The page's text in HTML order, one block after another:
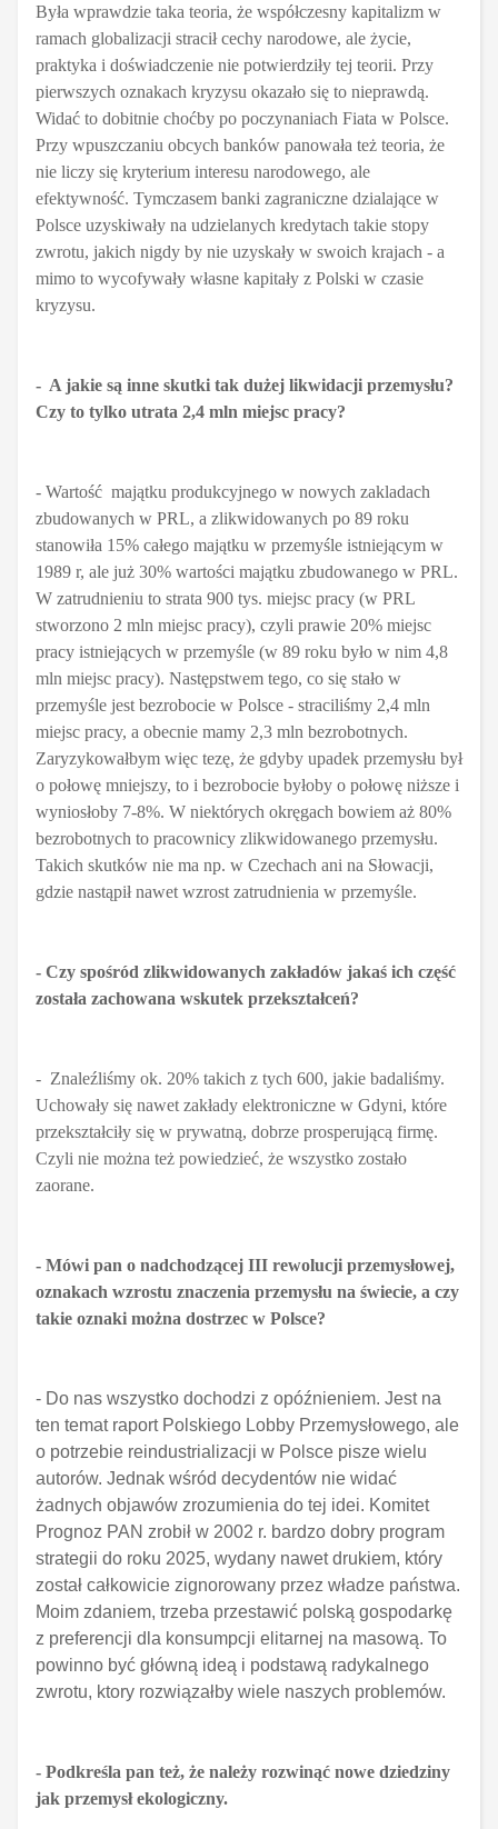
Była wprawdzie taka teoria, że współczesny kapitalizm w
ramach globalizacji stracił cechy narodowe, ale życie,
praktyka i doświadczenie nie potwierdziły tej teorii. Przy
pierwszych oznakach kryzysu okazało się to nieprawdą.
Widać to dobitnie choćby po poczynaniach Fiata w Polsce.
Przy wpuszczaniu obcych banków panowała też teoria, że
nie liczy się kryterium interesu narodowego, ale
efektywność. Tymczasem banki zagraniczne dzialające w
Polsce uzyskiwały na udzielanych kredytach takie stopy
zwrotu, jakich nigdy by nie uzyskały w swoich krajach - a
mimo to wycofywały własne kapitały z Polski w czasie
kryzysu.
- A jakie są inne skutki tak dużej likwidacji przemysłu?
Czy to tylko utrata 2,4 mln miejsc pracy?
- Wartość majątku produkcyjnego w nowych zakladach
zbudowanych w PRL, a zlikwidowanych po 89 roku
stanowiła 15% całego majątku w przemyśle istniejącym w
1989 r, ale już 30% wartości majątku zbudowanego w PRL.
W zatrudnieniu to strata 900 tys. miejsc pracy (w PRL
stworzono 2 mln miejsc pracy), czyli prawie 20% miejsc
pracy istniejących w przemyśle (w 89 roku było w nim 4,8
mln miejsc pracy). Następstwem tego, co się stało w
przemyśle jest bezrobocie w Polsce - straciliśmy 2,4 mln
miejsc pracy, a obecnie mamy 2,3 mln bezrobotnych.
Zaryzykowałbym więc tezę, że gdyby upadek przemysłu był
o połowę mniejszy, to i bezrobocie byłoby o połowę niższe i
wyniosłoby 7-8%. W niektórych okręgach bowiem aż 80%
bezrobotnych to pracownicy zlikwidowanego przemysłu.
Takich skutków nie ma np. w Czechach ani na Słowacji,
gdzie nastąpił nawet wzrost zatrudnienia w przemyśle.
- Czy spośród zlikwidowanych zakładów jakaś ich część
została zachowana wskutek przekształceń?
- Znaleźliśmy ok. 20% takich z tych 600, jakie badaliśmy.
Uchowały się nawet zakłady elektroniczne w Gdyni, które
przekształciły się w prywatną, dobrze prosperującą firmę.
Czyli nie można też powiedzieć, że wszystko zostało
zaorane.
- Mówi pan o nadchodzącej III rewolucji przemysłowej,
oznakach wzrostu znaczenia przemysłu na świecie, a czy
takie oznaki można dostrzec w Polsce?
- Do nas wszystko dochodzi z opóźnieniem. Jest na
ten temat raport Polskiego Lobby Przemysłowego, ale
o potrzebie reindustrializacji w Polsce pisze wielu
autorów. Jednak wśród decydentów nie widać
żadnych objawów zrozumienia do tej idei. Komitet
Prognoz PAN zrobił w 2002 r. bardzo dobry program
strategii do roku 2025, wydany nawet drukiem, który
został całkowicie zignorowany przez władze państwa.
Moim zdaniem, trzeba przestawić polską gospodarkę
z preferencji dla konsumpcji elitarnej na masową. To
powinno być główną ideą i podstawą radykalnego
zwrotu, ktory rozwiązałby wiele naszych problemów.
- Podkreśla pan też, że należy rozwinąć nowe dziedziny
jak przemysł ekologiczny.